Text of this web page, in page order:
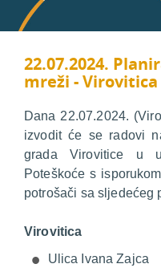
22.07.2024.
mreži - Virovitica
Dana 22.07.2024.
izvodit će se radovi
grada Virovitice u
Poteškoće s
potrošači sa sljedećeg
Virovitica
Ulica Ivana Zajca